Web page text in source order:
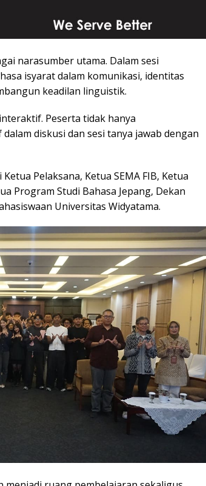
narasumber utama. Dalam sesi
isyarat dalam komunikasi, identitas
keadilan linguistik.
Peserta tidak hanya
diskusi dan sesi tanya jawab dengan
Pelaksana, Ketua SEMA FIB, Ketua
Program Studi Bahasa Jepang, Dekan
Universitas Widyatama.